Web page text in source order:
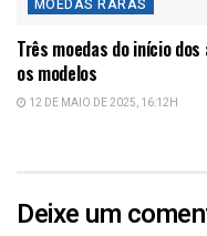
MOEDAS RARAS
Três moedas do início
os modelos
12 DE MAIO DE 2025, 16:12H
Deixe um